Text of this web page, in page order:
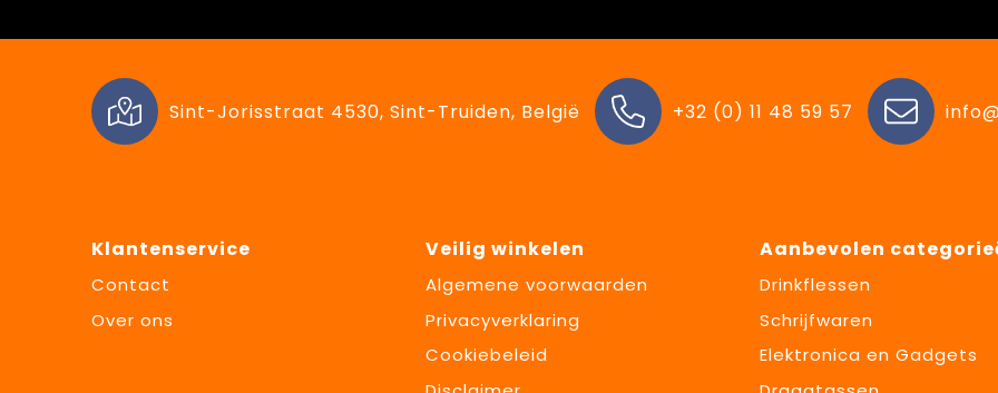
Sint-Jorisstraat 4530, Sint-Truiden, België +32 (0) 11 48 59 57
Klantenservice
Contact
Over ons
Veilig winkelen
Algemene voorwaarden
Privacyverklaring
Cookiebeleid
Aanbevolen
Drinkflessen
Schrijfwaren
Elektronica en Gadgets